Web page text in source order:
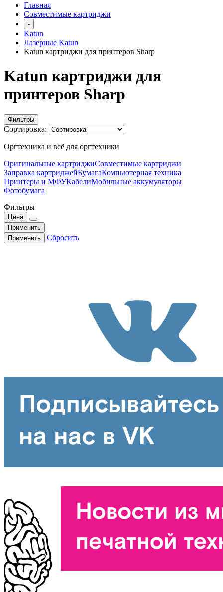
Главная
Совместимые картриджи
-
Katun
Лазерные Katun
Katun картриджи для принтеров Sharp
Katun картриджи для
принтеров Sharp
Фильтры
Сортировка:
Оргтехника и всё для оргтехники
Оригинальные картриджиСовместимые картриджи
Заправка картриджейБумагаКомпьютерная техника
Принтеры и МФУКабелиМобильные аккумуляторы
Фотобумага
Фильтры
Цена
Применить
Применить
Сбросить